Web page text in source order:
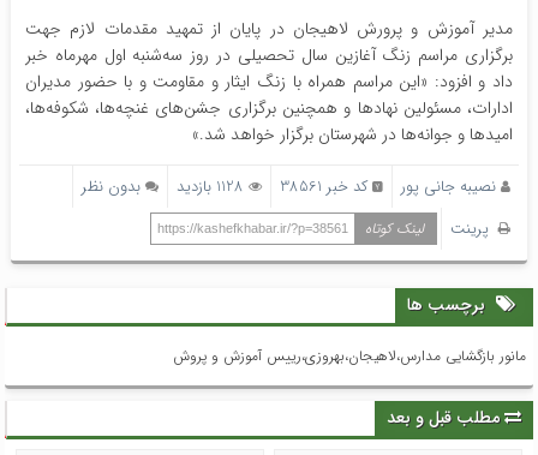
مدیر آموزش و پرورش لاهیجان در پایان از تمهید مقدمات لازم جهت
برگزاری مراسم زنگ آغازین سال تحصیلی در روز سه‌شنبه اول مهرماه خبر
داد و افزود: «این مراسم همراه با زنگ ایثار و مقاومت و با حضور مدیران
ادارات، مسئولین نهادها و همچنین برگزاری جشن‌های غنچه‌ها، شکوفه‌ها،
امیدها و جوانه‌ها در شهرستان برگزار خواهد شد.»
نصیبه جانی پور کد خبر 38561 1128 بازدید
بدون نظر
پرینت
لینک کوتاه https://kashefkhabar.ir/?p=38561
برچسب ها
مانور بازگشایی مدارس،لاهیجان،بهروزی،رییس آموزش و پروش
مطلب قبل و بعد